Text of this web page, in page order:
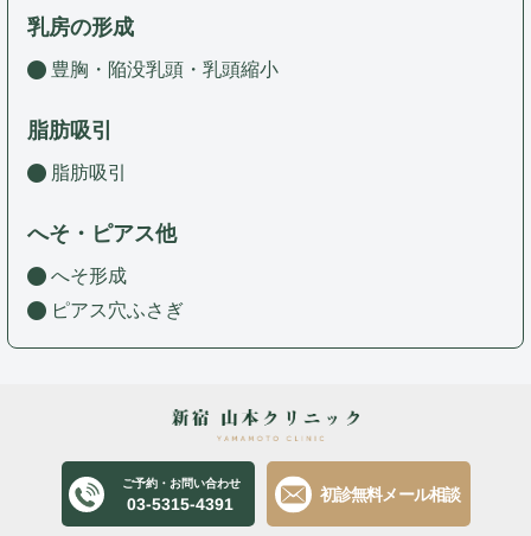
乳房の形成
豊胸・陥没乳頭・乳頭縮小
脂肪吸引
脂肪吸引
へそ・ピアス他
へそ形成
ピアス穴ふさぎ
ご予約・お問い合わせ
03-5315-4391
初診無料メール相談